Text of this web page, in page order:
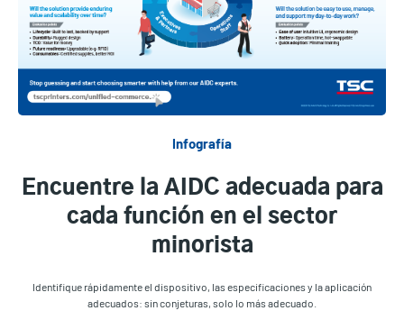
Infografía
Encuentre la AIDC adecuada para
cada función en el sector
minorista
Identifique rápidamente el dispositivo, las especificaciones y la aplicación
adecuados: sin conjeturas, solo lo más adecuado.